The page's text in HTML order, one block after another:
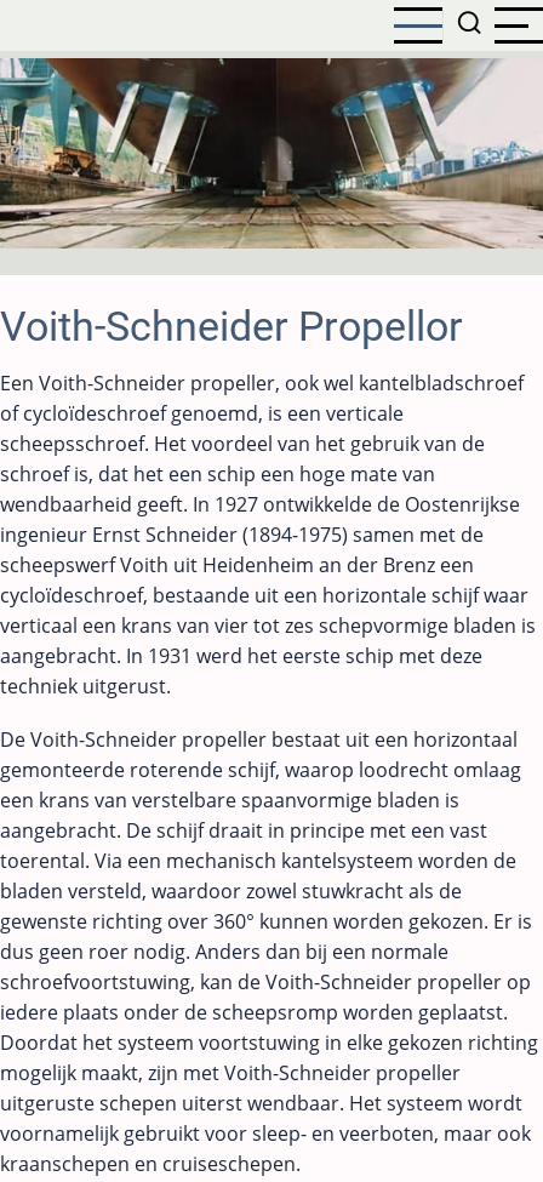
naar
de
inhoud
gaan
Voith-Schneider Propellor
Een Voith-Schneider propeller, ook wel kantelbladschroef
of cycloïdeschroef genoemd, is een verticale
scheepsschroef. Het voordeel van het gebruik van de
schroef is, dat het een schip een hoge mate van
wendbaarheid geeft. In 1927 ontwikkelde de Oostenrijkse
ingenieur Ernst Schneider (1894-1975) samen met de
scheepswerf Voith uit Heidenheim an der Brenz een
cycloïdeschroef, bestaande uit een horizontale schijf waar
verticaal een krans van vier tot zes schepvormige bladen is
aangebracht. In 1931 werd het eerste schip met deze
techniek uitgerust.
De Voith-Schneider propeller bestaat uit een horizontaal
gemonteerde roterende schijf, waarop loodrecht omlaag
een krans van verstelbare spaanvormige bladen is
aangebracht. De schijf draait in principe met een vast
toerental. Via een mechanisch kantelsysteem worden de
bladen versteld, waardoor zowel stuwkracht als de
gewenste richting over 360° kunnen worden gekozen. Er is
dus geen roer nodig. Anders dan bij een normale
schroefvoortstuwing, kan de Voith-Schneider propeller op
iedere plaats onder de scheepsromp worden geplaatst.
Doordat het systeem voortstuwing in elke gekozen richting
mogelijk maakt, zijn met Voith-Schneider propeller
uitgeruste schepen uiterst wendbaar. Het systeem wordt
voornamelijk gebruikt voor sleep- en veerboten, maar ook
kraanschepen en cruiseschepen.